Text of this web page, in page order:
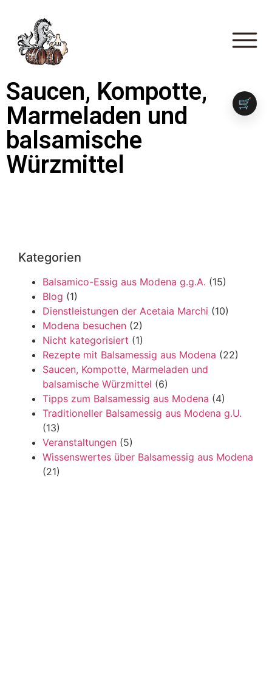
Saucen, Kompotte,
Marmeladen und
balsamische
Würzmittel
Kategorien
Balsamico-Essig aus Modena g.g.A. (15)
Blog (1)
Dienstleistungen der Acetaia Marchi (10)
Modena besuchen (2)
Nicht kategorisiert (1)
Rezepte mit Balsamessig aus Modena (22)
Saucen, Kompotte, Marmeladen und
balsamische Würzmittel (6)
Tipps zum Balsamessig aus Modena (4)
Traditioneller Balsamessig aus Modena g.U.
(13)
Veranstaltungen (5)
Wissenswertes über Balsamessig aus Modena
(21)
🛒